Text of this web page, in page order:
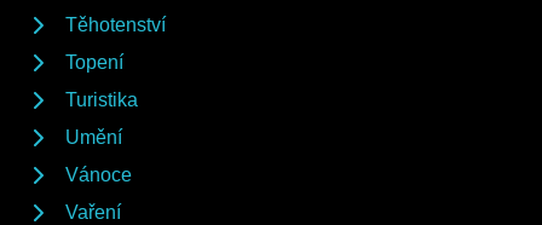
Těhotenství
Topení
Turistika
Umění
Vánoce
Vaření